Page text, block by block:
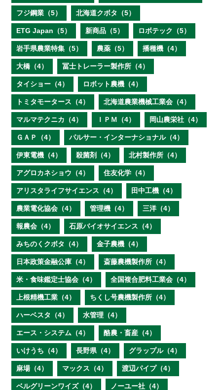
フジ鋼業（5） 北海道クボタ（5）
ETG Japan（5） 新商品（5） ロボテック（5）
岩手県農業特集（5） 農薬（5） 播種機（4）
大橋（4） 冨士トレーラー製作所（4）
タイショー（4） ロボット農機（4）
トミタモータース（4） 北海道農業機械工業会（4）
マルマテクニカ（4） ＩＰＭ（4） 岡山農栄社（4）
ＧＡＰ（4） パルサー・インターナショナル（4）
伊東電機（4） 殺菌剤（4） 北村製作所（4）
アグロカネショウ（4） 住友化学（4）
アリスタライフサイエンス（4） 田中工機（4）
農業電化協会（4） 管理機（4） 三洋（4）
報農会（4） 石原バイオサイエンス（4）
みちのくクボタ（4） 金子農機（4）
日本政策金融公庫（4） 斎藤農機製作所（4）
米・食味鑑定士協会（4） 全国複合肥料工業会（4）
上根精機工業（4） ちくし号農機製作所（4）
ハーベスタ（4） 水管理（4）
エース・システム（4） 酪農・畜産（4）
いけうち（4） 長野県（4） グラップル（4）
麻場（4） マックス（4） 渡辺パイプ（4）
ベルグリーンワイズ（4） ノーユー社（4）